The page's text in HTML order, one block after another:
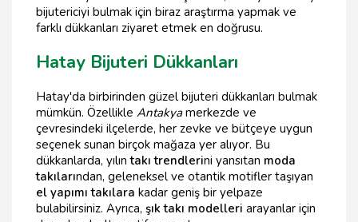
bijutericiyi bulmak için biraz araştırma yapmak ve
farklı dükkanları ziyaret etmek en doğrusu.
Hatay Bijuteri Dükkanları
Hatay'da birbirinden güzel bijuteri dükkanları bulmak
mümkün. Özellikle Antakyamerkezde ve
çevresindeki ilçelerde, her zevke ve bütçeye uygun
seçenek sunan birçok mağaza yer alıyor. Bu
dükkanlarda, yılıntakı trendlerini yansıtan moda
takılarından, geleneksel ve otantik motifler taşıyan
el yapımı takılara kadar geniş bir yelpaze
bulabilirsiniz. Ayrıca, şık takı modelleri arayanlar için